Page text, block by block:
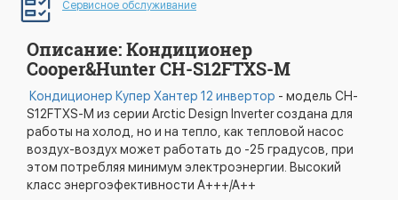
Сервисное обслуживание
Описание: Кондиционер
Cooper&Hunter CH-S12FTXS-M
Кондиционер Купер Хантер 12 инвертор - модель CH-
S12FTXS-M из серии Arctic Design Inverter создана для
работы на холод, но и на тепло, как тепловой насос
воздух-воздух может работать до -25 градусов, при
этом потребляя минимум электроэнергии. Высокий
класс энергоэфективности А+++/А++